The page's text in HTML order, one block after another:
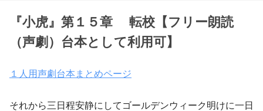
『小虎』第１５章 転校【フリー朗読
（声劇）台本として利用可】
１人用声劇台本まとめページ
それから三日程安静にしてゴールデンウィーク明けに一日